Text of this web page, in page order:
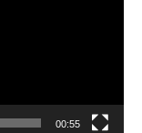
00:55